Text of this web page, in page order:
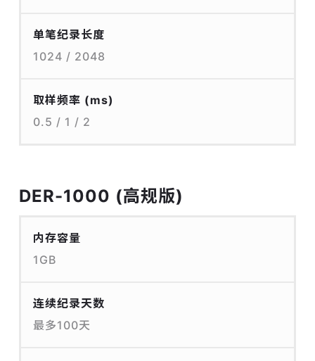
单笔纪录长度
1024 / 2048
取样频率 (ms)
0.5 / 1 / 2
DER-1000 (高规版)
内存容量
1GB
连续纪录天数
最多100天